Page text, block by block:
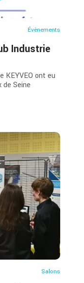
Évènements
Industrie
KEYVEO ont eu
de Seine
Salons